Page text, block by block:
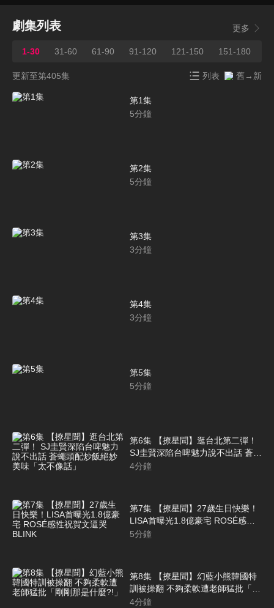
劇集列表 更多
1-30 31-60 61-90 91-120 121-150 151-180
更新至第405集 列表 舊→新
第1集
5分鐘
第2集
5分鐘
第3集
3分鐘
第4集
3分鐘
第5集
5分鐘
第6集 【撩星聞】逛台北第二彈！
SJ圭賢深陷台啤魅力說不出話 蒼蠅
頭配炒飯絕妙美味「太不像話」
4分鐘
第7集 【撩星聞】27歲生日快樂！
LISA首曝光1.8億豪宅 ROSÉ感性
祝賀文逼哭BLINK
5分鐘
第8集 【撩星聞】幻藍小熊韓國特
訓被操翻 不夠柔軟遭老師猛批「剛
剛那是什麼?!」
4分鐘